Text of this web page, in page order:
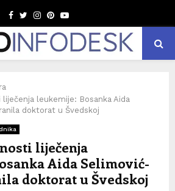
Facebook
TwitterInstagram
Pinterest
Youtube
leukemije: Bosanka Aida
doktorat u Švedskoj
liječenja
Aida Selimović-
doktorat u Švedskoj